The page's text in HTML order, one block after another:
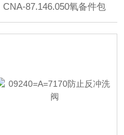
CNA-87.146.050氧备件包